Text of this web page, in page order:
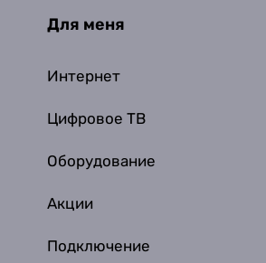
Для меня
Интернет
Цифровое ТВ
Оборудование
Акции
Подключение